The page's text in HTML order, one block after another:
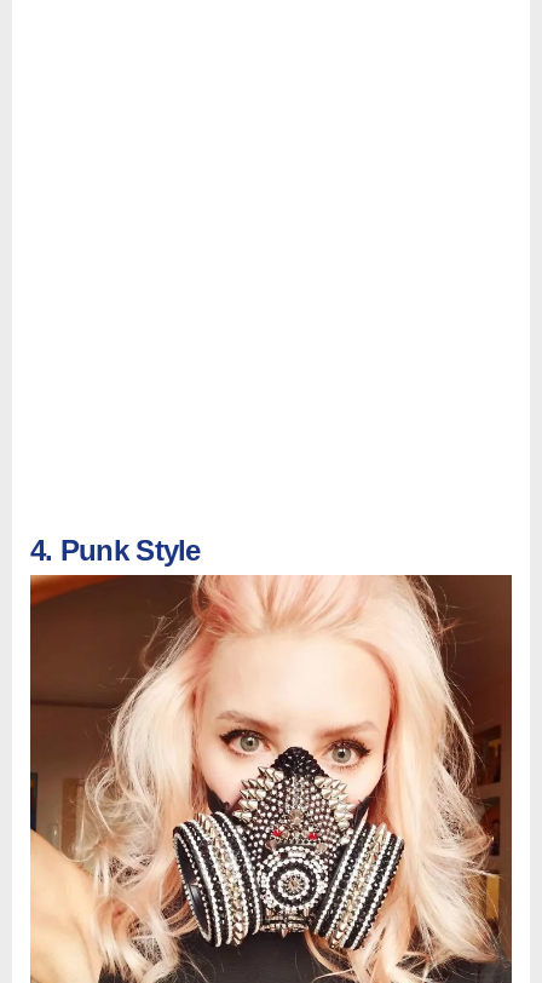
4. Punk Style